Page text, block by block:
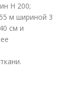
Н 200;
м шириной 3
см и